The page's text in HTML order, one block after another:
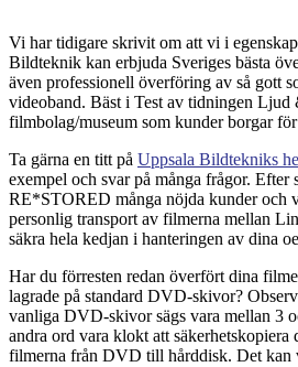
Vi har tidigare skrivit om att vi i
Bildteknik kan erbjuda Sveriges bästa
även professionell överföring av så gott
videoband. Bäst i Test av tidningen
filmbolag/museum som kunder borgar
Ta gärna en titt på Uppsala Bildtekniks
exempel och svar på många frågor. Efter
RE*STORED många nöjda kunder och
personlig transport av filmerna mellan
säkra hela kedjan i hanteringen av dina
Har du förresten redan överfört dina
lagrade på standard DVD-skivor?
vanliga DVD-skivor sägs vara mellan 3
andra ord vara klokt att säkerhetskopiera
filmerna från DVD till hårddisk. Det kan